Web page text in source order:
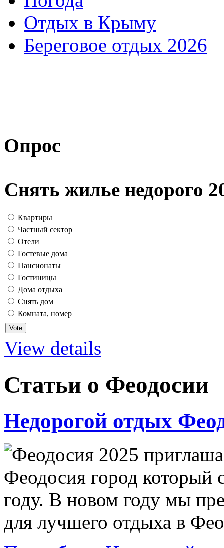
Отдых в Крыму
Береговое отдых 2026
Опрос
Снять жилье недорого
Квартиры
Частный сектор
Отели
Гостевые дома
Пансионаты
Гостиницы
Дома отдыха
Снять дом
Комната, номер
View details
Статьи о Феодосии
Недорогой отдых
Феодосия 2025
Феодосия город который
году. В новом году мы
для лучшего отдыха в